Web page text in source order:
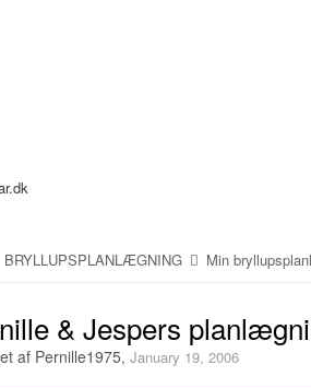
BRYLLUPSPLANLÆGNING Min
& Jespers
af Pernille1975, January 19, 2006